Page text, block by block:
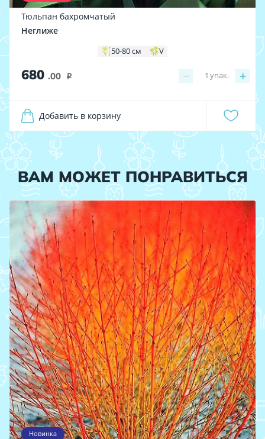
Тюльпан бахромчатый
Неглиже
50-80 см V
680 .00 i − +
1 упак.
Добавить в корзину
ВАМ МОЖЕТ ПОНРАВИТЬСЯ
Новинка